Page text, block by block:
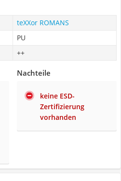
teXXor ROMANS
PU
++
Nachteile
keine ESD-
Zertifizierung
vorhanden